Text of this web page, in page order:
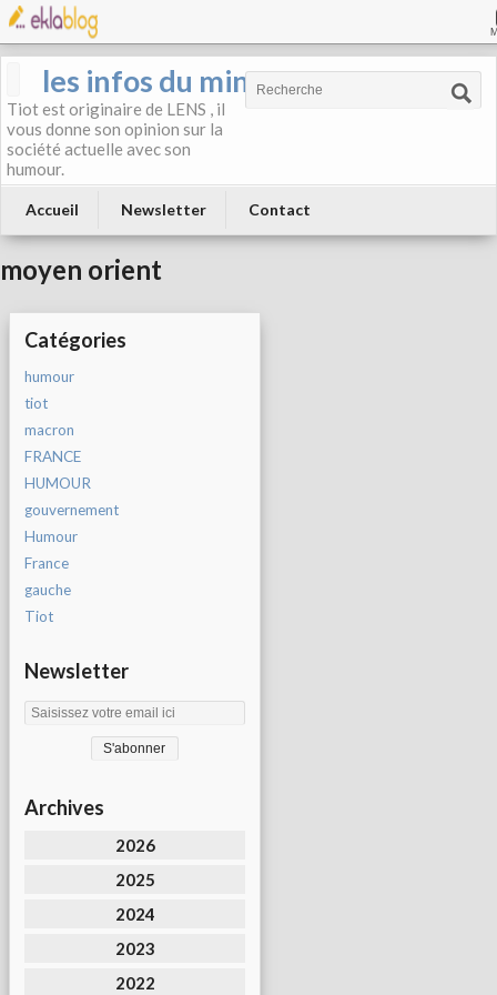
les infos du mineur
Tiot est originaire de LENS , il
vous donne son opinion sur la
société actuelle avec son
humour.
Accueil Newsletter Contact
moyen orient
Catégories
humour
tiot
macron
FRANCE
HUMOUR
gouvernement
Humour
France
gauche
Tiot
Newsletter
Archives
2026
2025
2024
2023
2022